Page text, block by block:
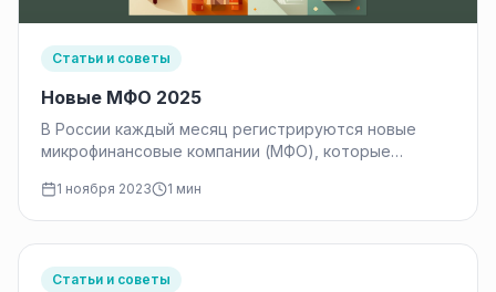
Статьи и советы
Новые МФО 2025
В России каждый месяц регистрируются новые
микрофинансовые компании (МФО), которые
ноябрю 2023 года было…
1 ноября 2023 1 мин
Статьи и советы